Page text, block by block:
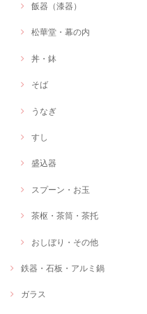
飯器（漆器）
松華堂・幕の内
丼・鉢
そば
うなぎ
すし
盛込器
スプーン・お玉
茶枢・茶筒・茶托
おしぼり・その他
鉄器・石板・アルミ鍋
ガラス